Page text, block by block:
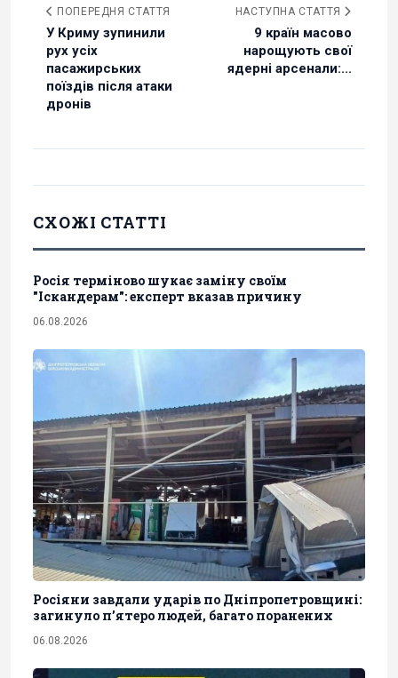
ПОПЕРЕДНЯ СТАТТЯ
У Криму зупинили
рух усіх
пасажирських
поїздів після атаки
дронів
НАСТУПНА СТАТТЯ
9 країн масово
нарощують свої
ядерні арсенали:...
СХОЖІ СТАТТІ
Росія терміново шукає заміну своїм
"Іскандерам": експерт вказав причину
06.08.2026
Росіяни завдали ударів по Дніпропетровщині:
загинуло пʼятеро людей, багато поранених
06.08.2026